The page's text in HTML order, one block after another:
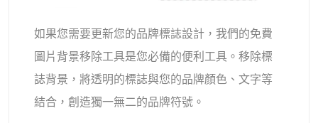
如果您需要更新您的品牌標誌設計，我們的免費
圖片背景移除工具是您必備的便利工具。移除標
誌背景，將透明的標誌與您的品牌顏色、文字等
結合，創造獨一無二的品牌符號。